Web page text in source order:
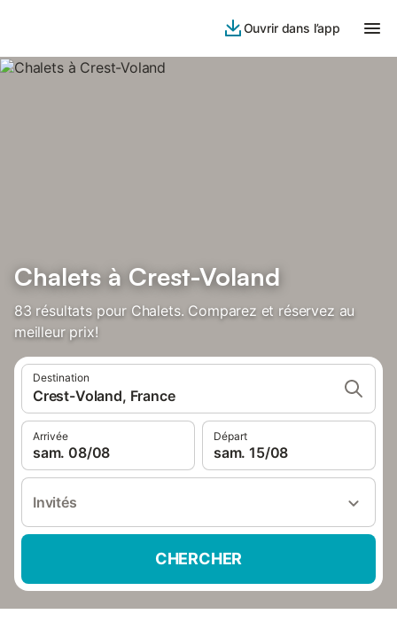
Ouvrir dans l’app
Chalets à Crest-Voland
83 résultats pour Chalets. Comparez et réservez au
meilleur prix!
Destination
Crest-Voland, France
Arrivée
sam. 08/08
Départ
sam. 15/08
Invités
CHERCHER